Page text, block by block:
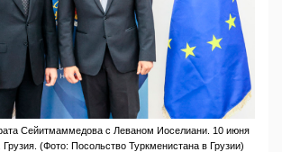
Сейитмаммедова с Леваном Иоселиани. 10 июня
Грузия. (Фото: Посольство Туркменистана в Грузии)